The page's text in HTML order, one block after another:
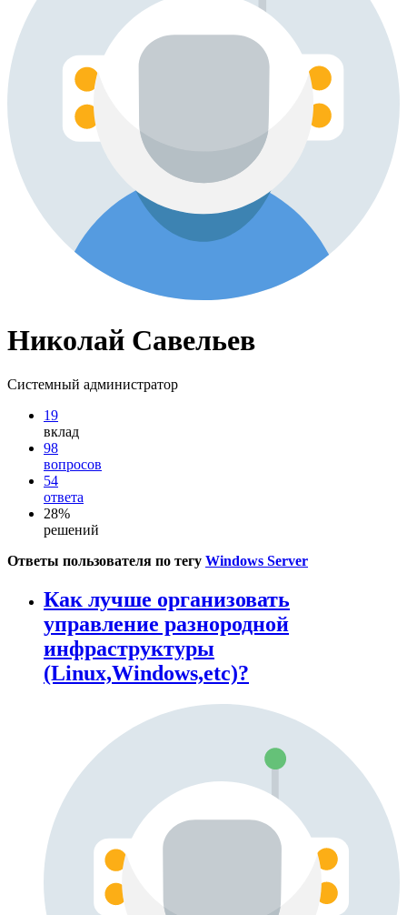
Николай Савельев
Системный администратор
19
вклад
98
вопросов
54
ответа
28%
решений
Ответы пользователя по тегу Windows Server
Как лучше организовать
управление разнородной
инфраструктуры
(Linux,Windows,etc)?